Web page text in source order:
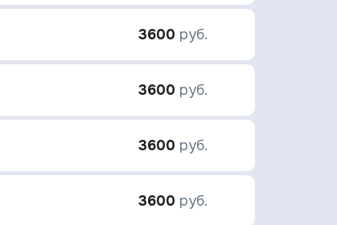
3600 руб.
3600 руб.
3600 руб.
3600 руб.